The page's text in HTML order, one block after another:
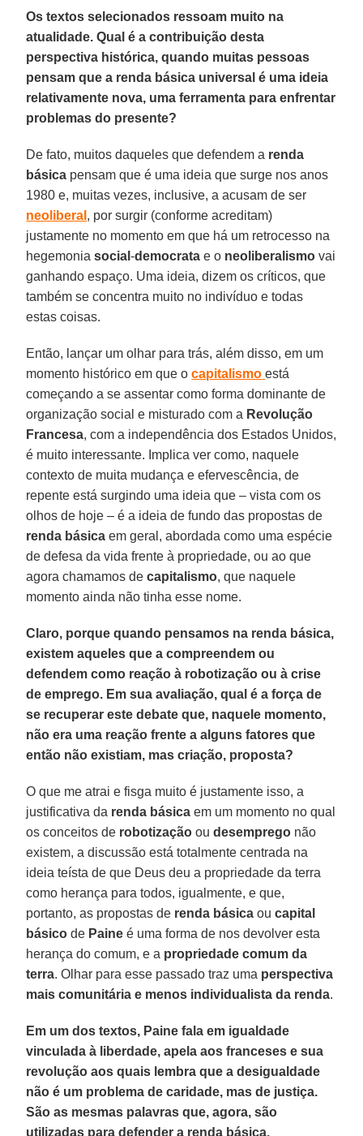
Os textos selecionados ressoam muito na
atualidade. Qual é a contribuição desta
perspectiva histórica, quando muitas pessoas
pensam que a renda básica universal é uma ideia
relativamente nova, uma ferramenta para enfrentar
problemas do presente?
De fato, muitos daqueles que defendem a renda
básica pensam que é uma ideia que surge nos anos
1980 e, muitas vezes, inclusive, a acusam de ser
neoliberal , por surgir (conforme acreditam)
justamente no momento em que há um retrocesso na
hegemoniasocial-democrata e o neoliberalismo vai
ganhando espaço. Uma ideia, dizem os críticos, que
também se concentra muito no indivíduo e todas
estas coisas.
Então, lançar um olhar para trás, além disso, em um
momento histórico em que ocapitalismo está
começando a se assentar como forma dominante de
organização social e misturado com a Revolução
Francesa, com a independência dos Estados Unidos,
é muito interessante. Implica ver como, naquele
contexto de muita mudança e efervescência, de
repente está surgindo uma ideia que – vista com os
olhos de hoje – é a ideia de fundo das propostas de
renda básica em geral, abordada como uma espécie
de defesa da vida frente à propriedade, ou ao que
agora chamamos decapitalismo, que naquele
momento ainda não tinha esse nome.
Claro, porque quando pensamos na renda básica,
existem aqueles que a compreendem ou
defendem como reação à robotização ou à crise
de emprego. Em sua avaliação, qual é a força de
se recuperar este debate que, naquele momento,
não era uma reação frente a alguns fatores que
então não existiam, mas criação, proposta?
O que me atrai e fisga muito é justamente isso, a
justificativa da renda básica em um momento no qual
os conceitos de robotização oudesemprego não
existem, a discussão está totalmente centrada na
ideia teísta de que Deus deu a propriedade da terra
como herança para todos, igualmente, e que,
portanto, as propostas de renda básica oucapital
básico de Paine é uma forma de nos devolver esta
herança do comum, e a propriedade comum da
terra. Olhar para esse passado traz uma perspectiva
mais comunitária e menos individualista da renda.
Em um dos textos, Paine fala em igualdade
vinculada à liberdade, apela aos franceses e sua
revolução aos quais lembra que a desigualdade
não é um problema de caridade, mas de justiça.
São as mesmas palavras que, agora, são
utilizadas para defender a renda básica.